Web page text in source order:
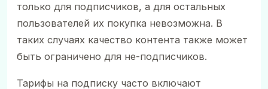
только для подписчиков, а для остальных
пользователей их покупка невозможна. В
таких случаях качество контента также может
быть ограничено для не-подписчиков.
Тарифы на подписку часто включают